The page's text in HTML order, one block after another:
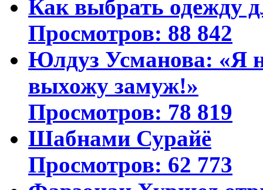
Как выбрать одежду
Просмотров: 88 842
Юлдуз Усманова: «Я
выхожу замуж!»
Просмотров: 78 819
Шабнами Сурайё
Просмотров: 62 773